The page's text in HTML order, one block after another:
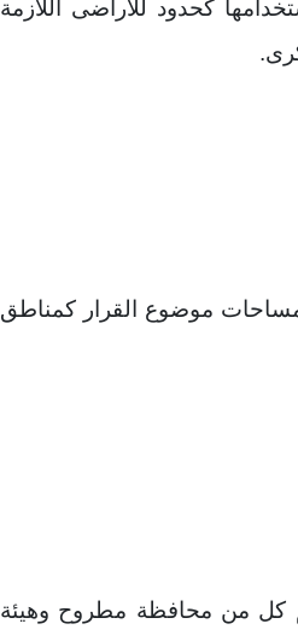
كحدود للأراضى اللازمة
موضوع القرار كمناطق
كل من محافظة مطروح وهيئة